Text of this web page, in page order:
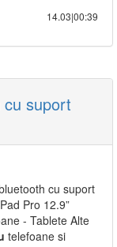
14.03|00:39
suport
cu suport
Pro 12.9”
- Tablete Alte
telefoane si